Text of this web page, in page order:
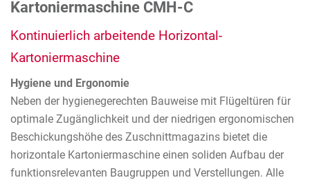
Kartoniermaschine CMH-C
Kontinuierlich arbeitende Horizontal-
Kartoniermaschine
Hygiene und Ergonomie
Neben der hygienegerechten Bauweise mit Flügeltüren für
optimale Zugänglichkeit und der niedrigen ergonomischen
Beschickungshöhe des Zuschnittmagazins bietet die
horizontale Kartoniermaschine einen soliden Aufbau der
funktionsrelevanten Baugruppen und Verstellungen. Alle